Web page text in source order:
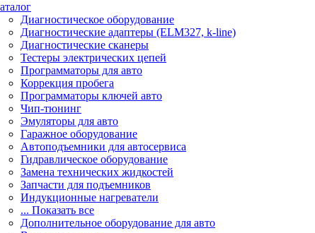
Диагностическое оборудование
Диагностические адаптеры (ELM327, k-line)
Диагностические сканеры
Тестеры электрических цепей
Программаторы для авто
Коррекция пробега
Программаторы ключей авто
Чип-тюнинг
Эмуляторы для авто
Гаражное оборудование
Автоподъемники для автосервиса
Гидравлическое оборудование
Замена технических жидкостей
Запчасти для подъемников
Индукционные нагреватели
... Показать все
Дополнительное оборудование для авто